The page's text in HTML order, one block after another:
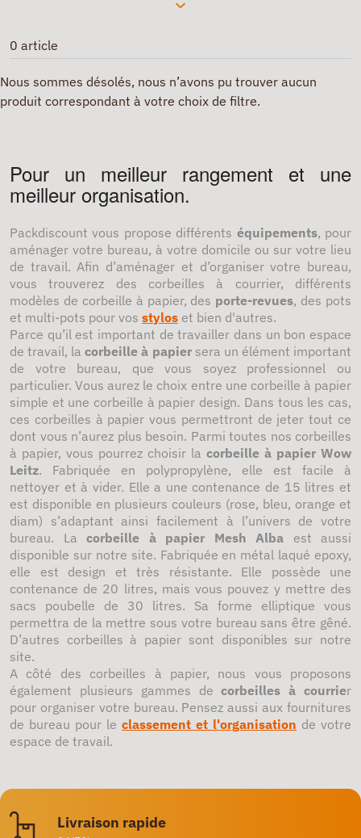
0 article
Nous sommes désolés, nous n’avons pu trouver aucun
produit correspondant à votre choix de filtre.
Pour un meilleur rangement et une
meilleur organisation.
Packdiscount vous propose différents équipements, pour
aménager votre bureau, à votre domicile ou sur votre lieu
de travail. Afin d’aménager et d’organiser votre bureau,
vous trouverez des corbeilles à courrier, différents
modèles de corbeille à papier, des porte-revues, des pots
et multi-pots pour vos stylos et bien d'autres.
Parce qu’il est important de travailler dans un bon espace
de travail, lacorbeille à papiersera un élément important
de votre bureau, que vous soyez professionnel ou
particulier. Vous aurez le choix entre une corbeille à papier
simple et une corbeille à papier design. Dans tous les cas,
ces corbeilles à papier vous permettront de jeter tout ce
dont vous n’aurez plus besoin. Parmi toutes nos corbeilles
à papier, vous pourrez choisir la corbeille à papier Wow
Leitz. Fabriquée en polypropylène, elle est facile à
nettoyer et à vider. Elle a une contenance de 15 litres et
est disponible en plusieurs couleurs (rose, bleu, orange et
diam) s’adaptant ainsi facilement à l’univers de votre
bureau. La corbeille à papier Mesh Alba est aussi
disponible sur notre site. Fabriquée en métal laqué epoxy,
elle est design et très résistante. Elle possède une
contenance de 20 litres, mais vous pouvez y mettre des
sacs poubelle de 30 litres. Sa forme elliptique vous
permettra de la mettre sous votre bureau sans être gêné.
D’autres corbeilles à papier sont disponibles sur notre
site.
A côté des corbeilles à papier, nous vous proposons
également plusieurs gammes decorbeilles à courrier
pour organiser votre bureau. Pensez aussi aux fournitures
de bureau pour le classement et l'organisation de votre
espace de travail.
Livraison rapide